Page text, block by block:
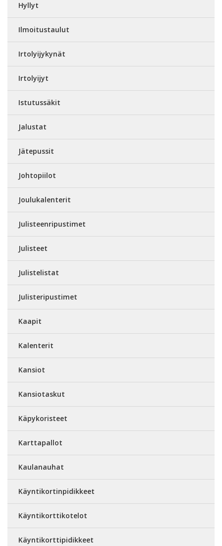
Hyllyt
Ilmoitustaulut
Irtolyijykynät
Irtolyijyt
Istutussäkit
Jalustat
Jätepussit
Johtopiilot
Joulukalenterit
Julisteenripustimet
Julisteet
Julistelistat
Julisteripustimet
Kaapit
Kalenterit
Kansiot
Kansiotaskut
Käpykoristeet
Karttapallot
Kaulanauhat
Käyntikortinpidikkeet
Käyntikorttikotelot
Käyntikorttipidikkeet